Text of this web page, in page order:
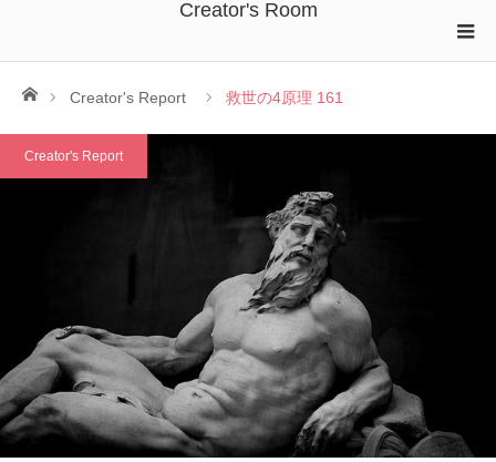
Creator's Room
ホームCreator's Report 救世の4原理 161
Creator's Report